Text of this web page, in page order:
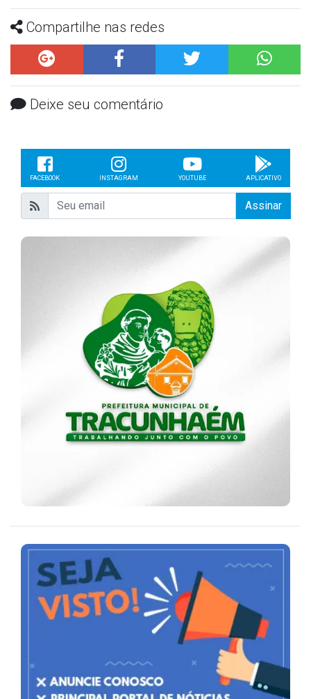
Compartilhe nas redes
Deixe seu comentário
FACEBOOK INSTAGRAM YOUTUBE APLICATIVO
Assinar